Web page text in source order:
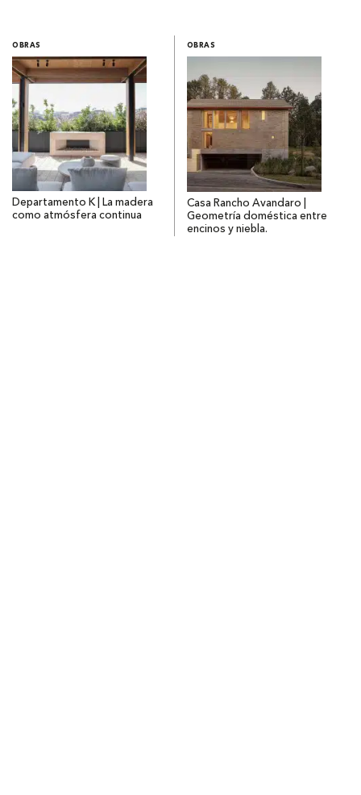
OBRAS
Departamento K | La madera
como atmósfera continua
OBRAS
Casa Rancho Avandaro |
Geometría doméstica entre
encinos y niebla.